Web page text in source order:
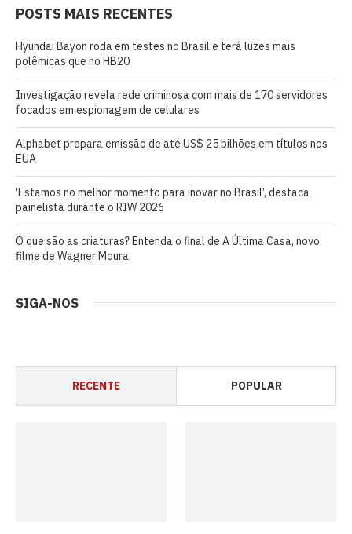
POSTS MAIS RECENTES
Hyundai Bayon roda em testes no Brasil e terá luzes mais
polêmicas que no HB20
Investigação revela rede criminosa com mais de 170 servidores
focados em espionagem de celulares
Alphabet prepara emissão de até US$ 25 bilhões em títulos nos
EUA
‘Estamos no melhor momento para inovar no Brasil’, destaca
painelista durante o RIW 2026
O que são as criaturas? Entenda o final de A Última Casa, novo
filme de Wagner Moura
SIGA-NOS
RECENTE POPULAR